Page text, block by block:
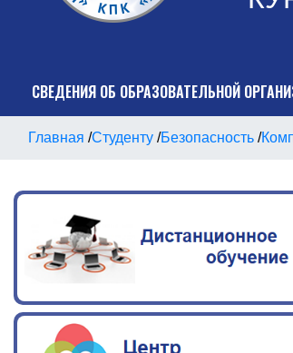
СВЕДЕНИЯ ОБ ОБРАЗОВАТЕЛЬНОЙ
Главная /Студенту /Безопасность /